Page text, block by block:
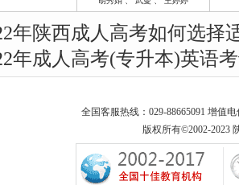
年陕西成人高考如何选择
年成人高考(专升本)英语
全国客服热线：029-88665091 增值
版权所有©2002-2023